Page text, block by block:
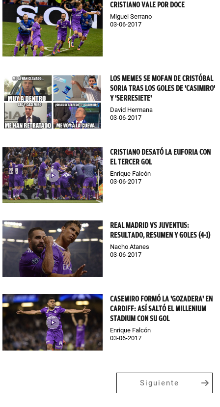
CRISTIANO VALE POR DOCE
Miguel Serrano
03-06-2017
LOS MEMES SE MOFAN DE CRISTÓBAL
SORIA TRAS LOS GOLES DE 'CASIMIRO'
Y 'SERRESIETE'
David Hermana
03-06-2017
CRISTIANO DESATÓ LA EUFORIA CON
EL TERCER GOL
Enrique Falcón
03-06-2017
REAL MADRID VS JUVENTUS:
RESULTADO, RESUMEN Y GOLES (4-1)
Nacho Atanes
03-06-2017
CASEMIRO FORMÓ LA 'GOZADERA' EN
CARDIFF: ASÍ SALTÓ EL MILLENIUM
STADIUM CON SU GOL
Enrique Falcón
03-06-2017
Siguiente